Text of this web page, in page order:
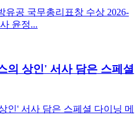
유공 국무총리표창 수상 2026-
윤정...
의 상인' 서사 담은 스페셜
인' 서사 담은 스페셜 다이닝 메